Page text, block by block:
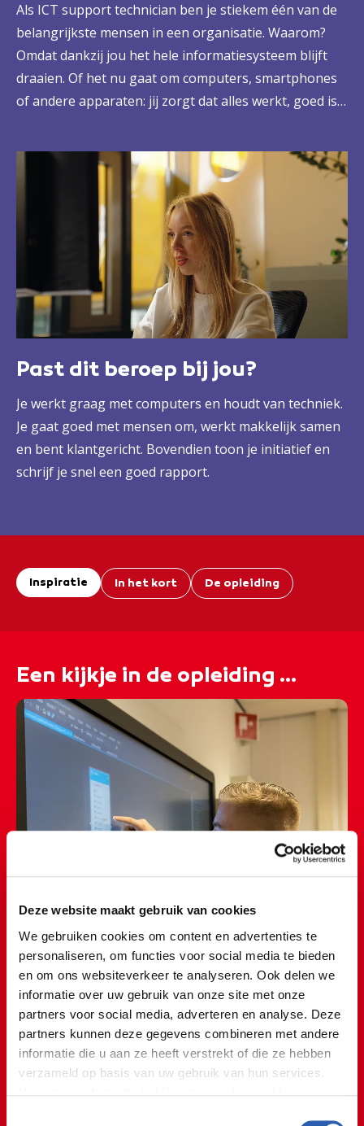
Deze website maakt gebruik van cookies
We gebruiken cookies om content en advertenties te
personaliseren, om functies voor social media te bieden
en om ons websiteverkeer te analyseren. Ook delen we
informatie over uw gebruik van onze site met onze
partners voor social media, adverteren en analyse. Deze
partners kunnen deze gegevens combineren met andere
informatie die u aan ze heeft verstrekt of die ze hebben
verzameld op basis van uw gebruik van hun services.
Als ICT support technician ben je stiekem één van de
belangrijkste mensen in een organisatie. Waarom?
Omdat dankzij jou het hele informatiesysteem blijft
draaien. Of het nu gaat om computers, smartphones
of andere apparaten: jij zorgt dat alles werkt, goed is
snel weer op weg. Zelfstandig en natuurlijk ook in
teamverband. Met jouw talent ben je een echte
aanwinst voor een ICT-afdeling of servicedesk.
Past dit beroep bij jou?
Je werkt graag met computers en houdt van techniek.
Je gaat goed met mensen om, werkt makkelijk samen
en bent klantgericht. Bovendien toon je initiatief en
schrijf je snel een goed rapport.
Inspiratie In het kort De opleiding
Een kijkje in de opleiding ...